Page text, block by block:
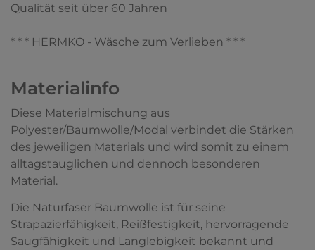
Qualität seit über 60 Jahren
* * * HERMKO - Wäsche zum Verlieben * * *
Materialinfo
Diese Materialmischung aus
Polyester/Baumwolle/Modal verbindet die Stärken
des jeweiligen Materials und wird somit zu einem
alltagstauglichen und dennoch besonderen
Material.
Die Naturfaser Baumwolle ist für seine
Strapazierfähigkeit, Reißfestigkeit, hervorragende
Saugfähigkeit und Langlebigkeit bekannt und